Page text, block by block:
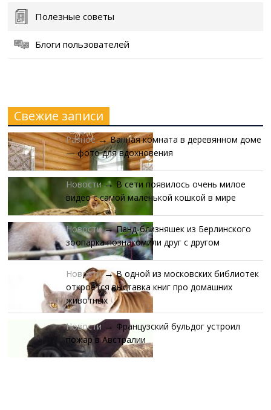
Полезные советы
Блоги пользователей
Свежие записи
Разное → Ванная комната в деревянном доме
— фото для вдохновения
Новости → В сети появилось очень милое
видео с самой маленькой кошкой в мире
Новости → Панд-близняшек из Берлинского
зоопарка познакомили друг с другом
Новости → В одной из московских библиотек
откроется выставка книг про домашних
животных
Новости → Французский бульдог устроил
пожар в Австралии